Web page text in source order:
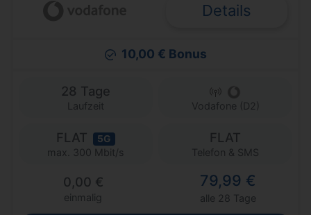
Details
10,00 € Bonus
28 Tage
Laufzeit Vodafone (D2)
FLAT 5G
max. 300 Mbit/s
FLAT
Telefon & SMS
0,00 €
einmalig
79,99 €
alle 28 Tage